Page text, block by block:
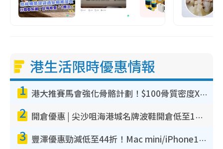
港生活限時優惠情報
1 港大推賽馬會強化骨骼計劃！$100骨質密度X光檢查 完成免費運動訓練送超市禮券！附參加資格
2 開倉優惠 | 尖沙咀海港城名牌波鞋開倉低至1折！On鞋$899起／Joy&Peace鞋履$98起
3 豐澤優惠勁減低至44折！Mac mini/iPhone17Pro大減價！廚房家電$220起